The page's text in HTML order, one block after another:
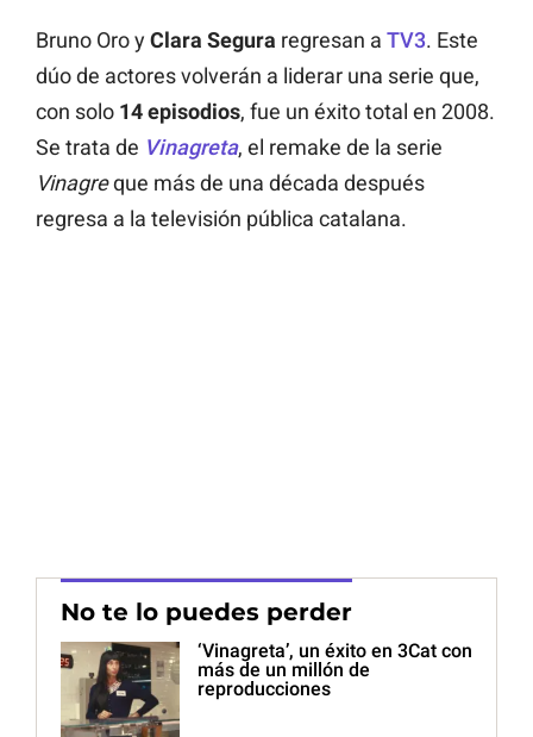
Bruno Oro y Clara Segura regresan a TV3. Este
dúo de actores volverán a liderar una serie que,
con solo 14 episodios, fue un éxito total en 2008.
Se trata de Vinagreta, el remake de la serie
Vinagreque más de una década después
regresa a la televisión pública catalana.
No te lo puedes perder
‘Vinagreta’, un éxito en 3Cat con
más de un millón de
reproducciones